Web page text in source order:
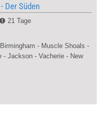
Der Süden
21 Tage
- Muscle Shoals -
- Jackson - Vacherie - New